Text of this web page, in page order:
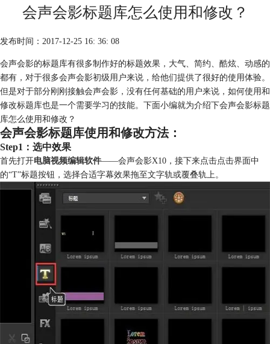
会声会影标题库怎么使用和修改？
发布时间：2017-12-25 16: 36: 08
会声会影的标题库有很多制作好的标题效果，大气、简约、酷炫、动感的
都有，对于很多会声会影初级用户来说，给他们提供了很好的使用体验。
但是对于部分刚刚接触会声会影，没有任何基础的用户来说，如何使用和
修改标题库也是一个需要学习的技能。下面小编就为介绍下会声会影标题
库怎么使用和修改？
会声会影标题库使用和修改方法：
Step1：选中效果
首先打开电脑视频编辑软件——会声会影X10，接下来点击点击界面中
的“T”标题按钮，选择合适字幕效果拖至文字轨或覆叠轨上。